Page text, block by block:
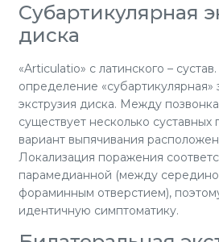
Субартикулярная
диска
«Articulatio» с латинского –
определение «субартикулярная»
экструзия диска. Между
существует несколько суставных
вариант выпячивания
Локализация поражения
парамедианной (между
фораминным отверстием),
идентичную симптоматику.